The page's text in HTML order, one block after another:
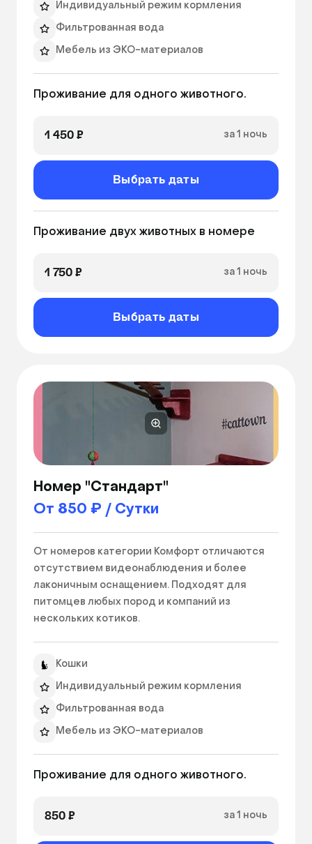
стеклянной дверью. Номер оборудован с
учетом психологии кошек (домики, полочки,
Индивидуальный режим кормления
Фильтрованная вода
Мебель из ЭКО-материалов
Ежедневный фото отчет
Уборка 2 раза в день
Видеонаблюдение
Наполнитель для туалета
Канат
Проживание для одного животного.
1 450 ₽ за 1 ночь
Выбрать даты
Проживание двух животных в номере
1 750 ₽ за 1 ночь
Выбрать даты
Номер "Стандарт"
От 850 ₽ / Сутки
От номеров категории Комфорт отличаются
отсутствием видеонаблюдения и более
лаконичным оснащением. Подходят для
питомцев любых пород и компаний из
нескольких котиков.
стеклянная дверь, продуманное
оборудование. Площадь номера - 3
квадратных метра.
Кошки
Индивидуальный режим кормления
Фильтрованная вода
Мебель из ЭКО-материалов
Ежедневный фото отчет
Уборка 2 раза в день
Проживание для одного животного.
850 ₽ за 1 ночь